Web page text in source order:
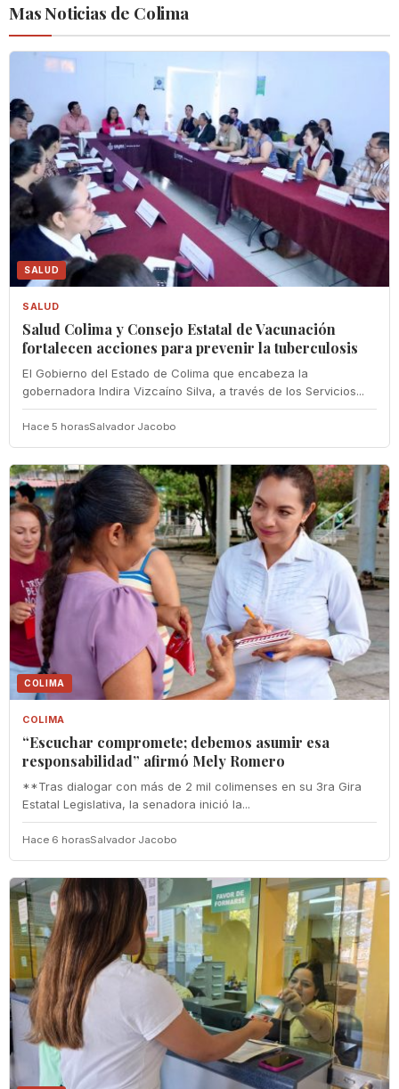
Mas Noticias de Colima
SALUD
SALUD
Salud Colima y Consejo Estatal de Vacunación
fortalecen acciones para prevenir la tuberculosis
El Gobierno del Estado de Colima que encabeza la
gobernadora Indira Vizcaíno Silva, a través de los Servicios...
Hace 5 horasSalvador Jacobo
COLIMA
COLIMA
“Escuchar compromete; debemos asumir esa
responsabilidad” afirmó Mely Romero
**Tras dialogar con más de 2 mil colimenses en su 3ra Gira
Estatal Legislativa, la senadora inició la...
Hace 6 horasSalvador Jacobo